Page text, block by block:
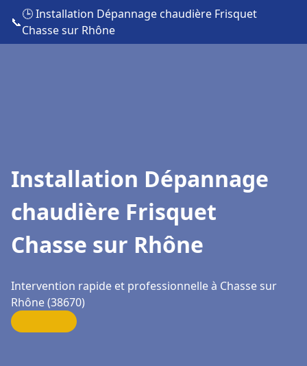
📞
🕒 Installation Dépannage chaudière Frisquet
Chasse sur Rhône
Installation Dépannage
chaudière Frisquet
Chasse sur Rhône
Intervention rapide et professionnelle à Chasse sur
Rhône (38670)